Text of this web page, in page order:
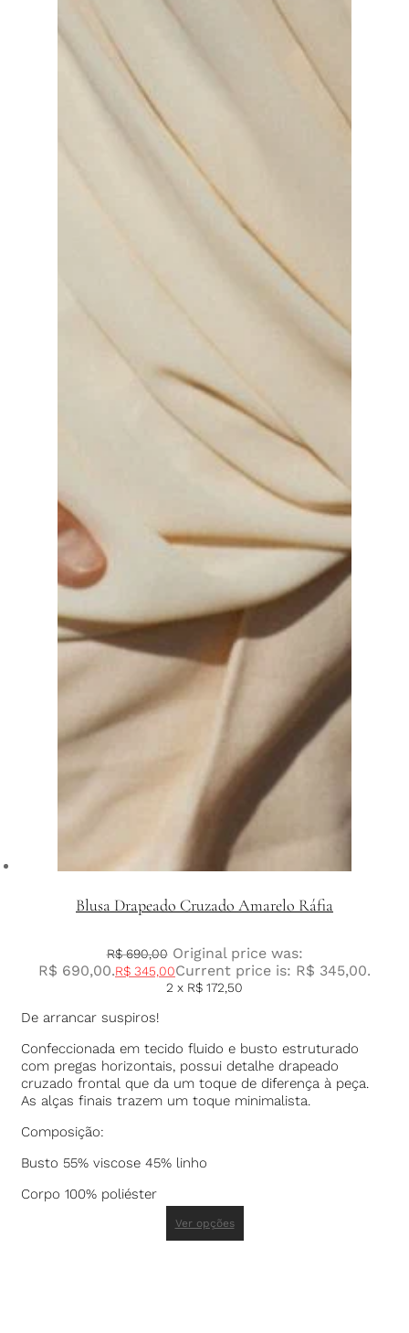
Blusa Drapeado Cruzado Amarelo Ráfia
R$690,00 Original price was:
R$ 690,00.R$ 345,00Current price is: R$ 345,00.
2 x R$ 172,50
De arrancar suspiros!
Confeccionada em tecido fluido e busto estruturado
com pregas horizontais, possui detalhe drapeado
cruzado frontal que da um toque de diferença à peça.
As alças finais trazem um toque minimalista.
Composição:
Busto 55% viscose 45% linho
Corpo 100% poliéster
Ver opções